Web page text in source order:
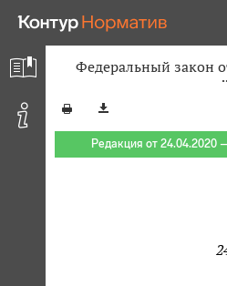
Федеральный закон
Редакция от 24.04.2020